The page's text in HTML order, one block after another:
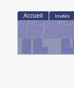
Accueil Invités